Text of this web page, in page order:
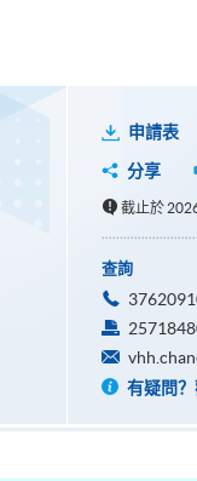
申請表
分享
截止於
查詢
有疑問